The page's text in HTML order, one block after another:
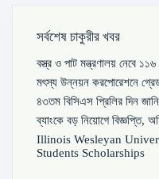
সর্বশেষ চাকুরীর খবর
বস্ত্র ও পাট মন্ত্রণালয় নেবে
মৎস্য উন্নয়ন করপোরেশনে
৪৩তম বিসিএস প্রিলির দিন
ব্যাংকে বড় নিয়োগে বিজ্ঞপ্তি,
Illinois Wesleyan
Students Scholarships